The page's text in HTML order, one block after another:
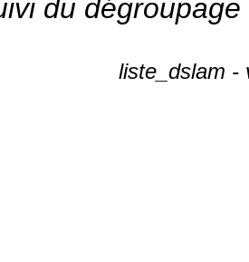
du
liste_dslam -